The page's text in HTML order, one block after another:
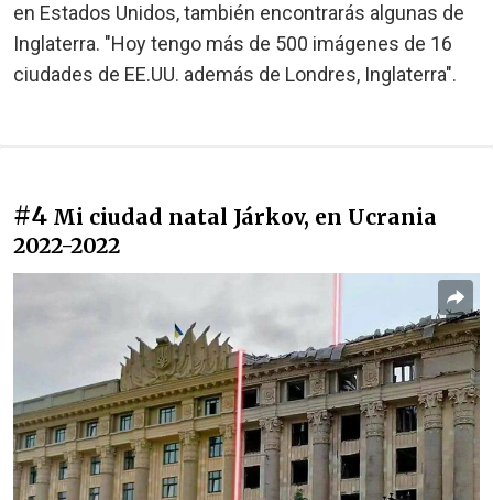
en Estados Unidos, también encontrarás algunas de
Inglaterra. "Hoy tengo más de 500 imágenes de 16
ciudades de EE.UU. además de Londres, Inglaterra".
#4 Mi ciudad natal Járkov, en Ucrania
2022-2022